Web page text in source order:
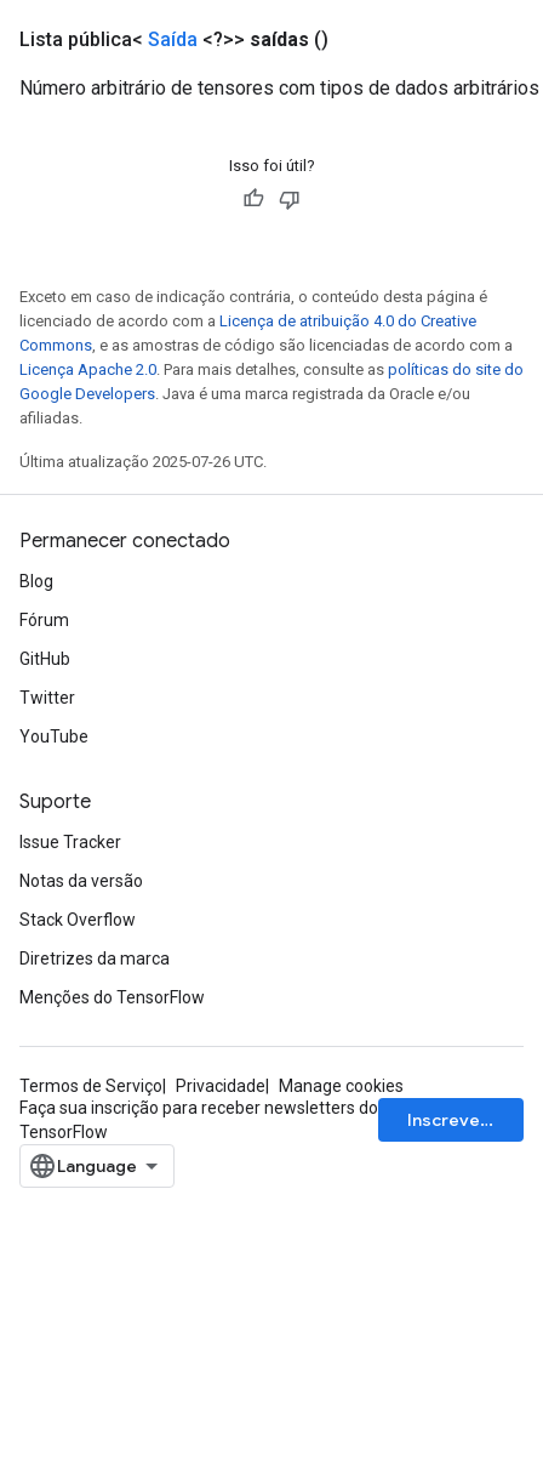
Lista pública< Saída <?>> saídas ()
Número arbitrário de tensores com tipos de dados arbitrários
Isso foi útil?
Exceto em caso de indicação contrária, o conteúdo desta página é
licenciado de acordo com a Licença de atribuição 4.0 do Creative
Commons, e as amostras de código são licenciadas de acordo com a
Licença Apache 2.0. Para mais detalhes, consulte as políticas do site do
Google Developers. Java é uma marca registrada da Oracle e/ou
afiliadas.
Última atualização 2025-07-26 UTC.
Permanecer conectado
Blog
Fórum
GitHub
Twitter
YouTube
Suporte
Issue Tracker
Notas da versão
Stack Overflow
Diretrizes da marca
Menções do TensorFlow
Termos de Serviço Privacidade
Manage cookies
Faça sua inscrição para receber newsletters do
TensorFlow
Inscrever-se